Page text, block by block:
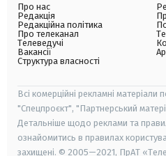
Про нас
Редакція
Редакційна політика
Про телеканал
Телеведучі
Вакансії
Структура власності
Всі комерційні рекламні матеріали
"Спецпроєкт", "Партнерський
Детальніше щодо реклами та
ознайомитись в правилах
захищені. © 2005—2021, ПрАТ